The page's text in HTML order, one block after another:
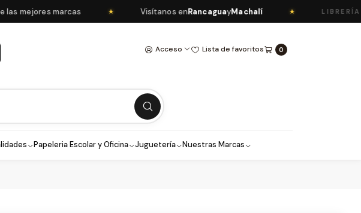
marcas Visítanos enRancaguayMachalí LIBRERÍA
Acceso Lista de favoritos 0
Papeleria Escolar y Oficina Juguetería Nuestras Marcas